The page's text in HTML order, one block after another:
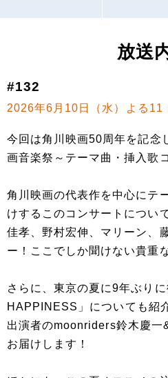
放送
#132
2026年6月10日（水）よる11
今回は角川映画50周年を記念
画音楽祭～テーマ曲・挿入歌
角川映画の代表作を中心にテ
けするこのコンサートについ
佳孝、野村宏伸、マリーン、
ー！ここでしか聞けない貴重
さらに、東京の夏に9年ぶり
HAPPINESS」についても紹
出演者のmoonriders鈴木慶一
お届けします！